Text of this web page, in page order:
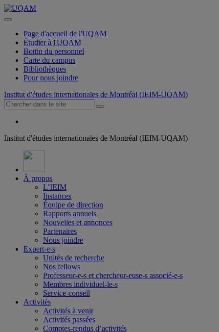
Page d'accueil de l'UQAM
Étudier à l'UQAM
Bottin du personnel
Carte du campus
Bibliothèques
Pour nous joindre
Institut d'études internationales de Montréal (IEIM-UQAM)
Institut d'études internationales de Montréal (IEIM-UQAM)
À propos
L’IEIM
Instances
Équipe de direction
Rapports annuels
Nouvelles et annonces
Partenaires
Nous joindre
Expert-e-s
Unités de recherche
Nos fellows
Professeur-e-s et chercheur-euse-s associé-e-s
Membres individuel-le-s
Service-conseil
Activités
Activités à venir
Activités passées
Comptes-rendus d’activités